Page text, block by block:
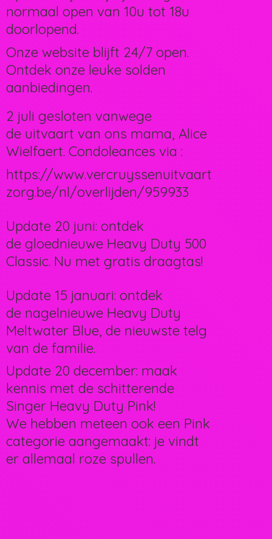
normaal open van 10u tot 18u
doorlopend.
Onze website blijft 24/7 open.
Ontdek onze leuke solden
aanbiedingen.
2 juli gesloten vanwege
de uitvaart van ons mama, Alice
Wielfaert. Condoleances via :
https://www.vercruyssenuitvaart
zorg.be/nl/overlijden/959933
Update 20 juni: ontdek
de gloednieuwe Heavy Duty 500
Classic. Nu met gratis draagtas!
Update 15 januari: ontdek
de nagelnieuwe Heavy Duty
Meltwater Blue, de nieuwste telg
van de familie.
Update 20 december: maak
kennis met de schitterende
Singer Heavy Duty Pink!
We hebben meteen ook een Pink
categorie aangemaakt: je vindt
er allemaal roze spullen.